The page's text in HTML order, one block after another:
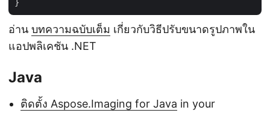
อ่าน บทความฉบับเต็ม เกี่ยวกับวิธีปรับขนาดรูปภาพใน
แอปพลิเคชัน .NET
Java
ติดตั้ง Aspose.Imaging for Java in your